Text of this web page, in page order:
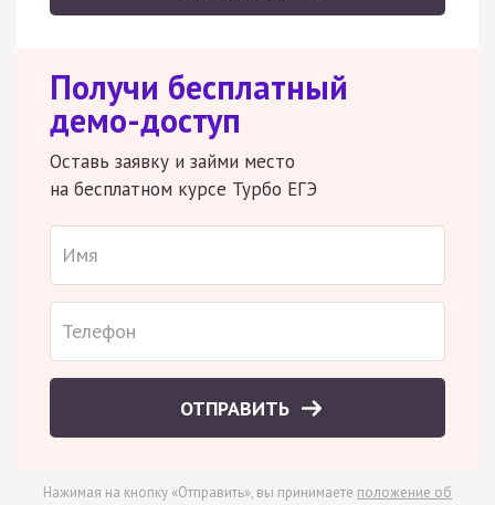
Получи бесплатный
демо-доступ
Оставь заявку и займи место
на бесплатном курсе Турбо ЕГЭ
ОТПРАВИТЬ
Нажимая на кнопку «Отправить», вы принимаете положение об